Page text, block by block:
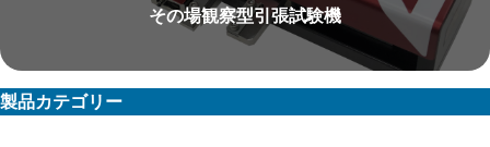
その場観察型引張試験機
製品カテゴリー